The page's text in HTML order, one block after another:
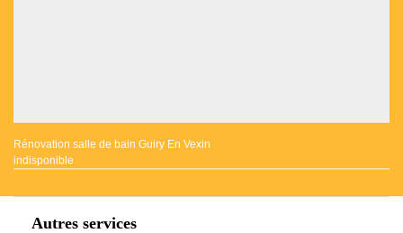
Rénovation salle de bain Guiry En Vexin
indisponible
Autres services